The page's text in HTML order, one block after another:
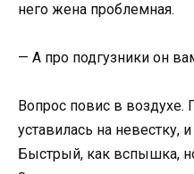
него жена проблемная.
— А про подгузники он
Вопрос повис в воздухе.
уставилась на невестку,
Быстрый, как вспышка,